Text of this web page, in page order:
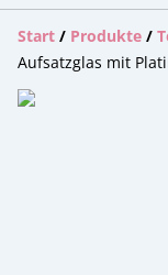
Start / Produkte /
Aufsatzglas mit